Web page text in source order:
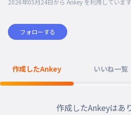
2026年05月24日から Ankey を利用しています
フォローする
作成したAnkey いいね一覧
作成したAnkeyはあ